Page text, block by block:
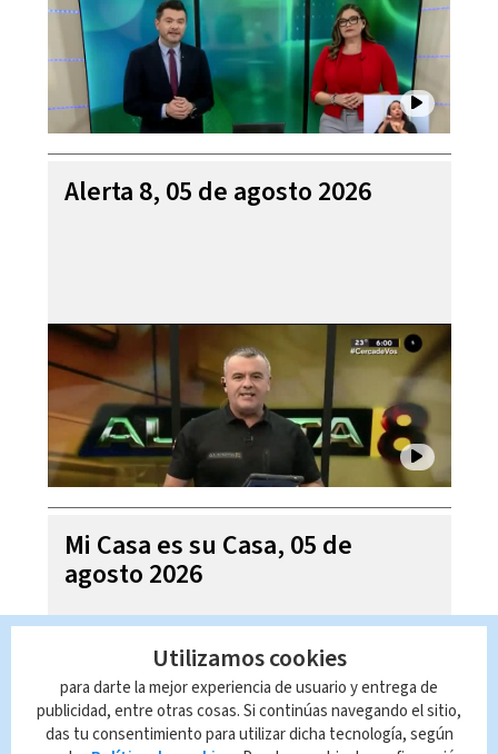
Alerta 8, 05 de agosto 2026
Mi Casa es su Casa, 05 de
agosto 2026
Utilizamos cookies
para darte la mejor experiencia de usuario y entrega de
publicidad, entre otras cosas. Si continúas navegando el sitio,
das tu consentimiento para utilizar dicha tecnología, según